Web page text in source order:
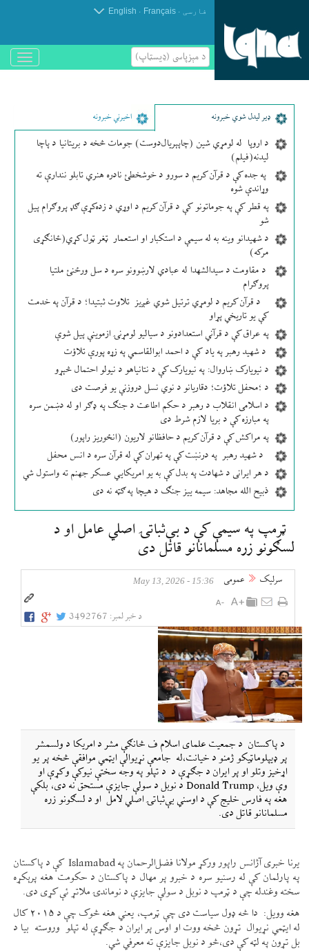
فارسی .
Français
.
English
د مېزپاسى (ډیسټاپ)
باز
و
ډير لیدل شوي خبرونه اخیرني خبرونه
د اروپا له لومړي شین (چاپېریال‌دوست) جومات څخه د بریتانیا د پاچا
لیدنه(فیلم)
په جده کې د قرآن کریم د سورو د خوشخطئ نادره هنري تابلو نندارې ته
وړاندې شوه
په قطر کې په جوماتونو کې د قرآن کریم د اوړي د زده‌کړې ګډ پروګرام پیل
شو
د شهیدانو وینه به له سیمې د استکبار او استعمار ټغر ټول کړي(ځانګړی
مرکه)
د مقاومت د سیدالشهدا له عبادي لارښوونو سره د سل ورځنئ ملتیا
پروګرام
د قرآن کریم د لومړي ترتیل شوي غږیز تلاوت ثبتیدا؛ د قرآن په خدمت
کې یو تاریخي پړاو
په عراق کې د قرآني استعدادونو د سیالیو لومړنۍ ازموینې پیل شوې
د شهید رهبر په یاد کې د احمد ابوالقاسمي په زړه پورې تلاؤت
د نیویارک ښاروال: په نیویارک کې د نتانیاهو د نیولو احتمال څېړو
د ؛محفل تلاؤت؛ دقاریانو د نوي نسل دروزنې یو فرصت دی
د اسلامی انقلاب د رهبر د حکم اطاعت د جنګ په ډګر او له دښمن سره
په مبارزه کې د بریا لازم شرط دی
په مراکش کې د قرآن کریم د حافظانو لاریون (انځوریز راپور)
د شهید رهبر په درنښت کې په تهران کې له قرآن سره د انس محفل
د هر ایرانی د شهادت په بدل کې به یو امریکایي عسکر جهنم ته واستول شي
ذبیح الله مجاهد: سیمه ییز جنګ د هیچا په ګټه نه دی
ټرمپ په سیمې کې د بې‌ثباتۍ اصلي عامل او د
لسګونو زره مسلمانانو قاتل دی
سرلیک عمومی 15:36 - May 13, 2026
د خبر لمبر: 3492767
د پاکستان د جمعیت علمای اسلام ف څانګې مشر د امریکا د ولسمشر
پر ډیپلوماټیکو ژمنو د خیانت،له جامعې نړیوالې ایټمي موافقې څخه پر یو
اړخیز وتلو او پر ایران د جګړې د د تپلو په وجه سختې نیوکې وکړې او
وې ویل، Donald Trump د نوبل د سولې جایزې مستحق نه دی، بلکې
هغه په فارس خلیج کې د اوسني بې‌ثباتۍ اصلي لامل او د لسګونو زره
مسلمانانو قاتل دی.
یرنا خبری آژانس راپور ورکړ مولانا فضل‌الرحمان په Islamabad کې د پاکستان
په پارلمان کې له رسنیو سره د خبرو پر مهال د پاکستان د حکومت هغه پرېکړه
سخته وغندله چې د ټرمپ د نوبل د سولې جایزې د نوماندۍ ملاتړ ئې کړی دی.
هغه وویل: دا څه ډول سیاست دی چې ټرمپ، یعني هغه څوک چې د ۲۰۱۵ کال
له ایټمي نړیوال تړون څخه ووت او اوس پر ایران د جګړې له تپلو وروسته بیا د
بل تړون په لټه کې دی،څو د نوبل جایزې ته معرفي شي.